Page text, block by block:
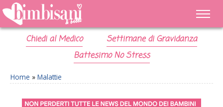
Chiedi al Medico
Settimane di Gravidanza
Battesimo No Stress
Home » Malattie